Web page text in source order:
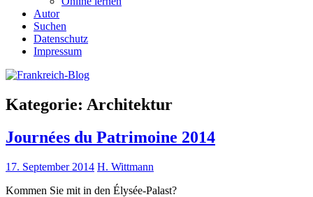
Autor
Suchen
Datenschutz
Impressum
Kategorie: Architektur
Journées du Patrimoine 2014
17. September 2014 H. Wittmann
Kommen Sie mit in den Élysée-Palast?